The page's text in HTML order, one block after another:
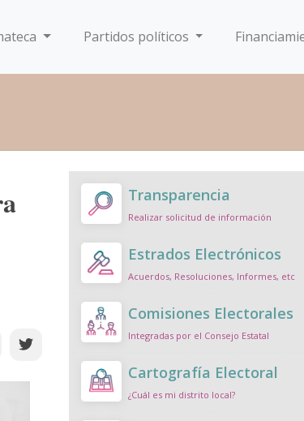
Partidos políticos
Transparencia
Realizar solicitud de información
Estrados Electrónicos
Acuerdos, Resoluciones, Informes, etc
Comisiones Electorales
Integradas por el Consejo Estatal
Cartografía Electoral
¿Cuál es mi distrito local?